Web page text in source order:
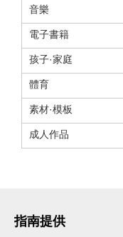
音樂
電子書籍
孩子·家庭
體育
素材·模板
成人作品
指南提供